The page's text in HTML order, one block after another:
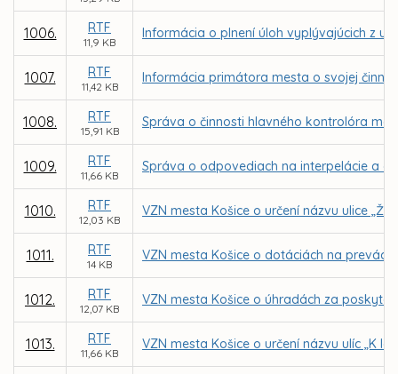
1006. RTF
11,9 KB
Informácia o plnení úloh vyplývajúcich z
1007. RTF
11,42 KB
Informácia primátora mesta o svojej
1008. RTF
15,91 KB
Správa o činnosti hlavného kontrolóra
1009. RTF
11,66 KB
Správa o odpovediach na interpelácie a
1010. RTF
12,03 KB
VZN mesta Košice o určení názvu ulice
1011. RTF
14 KB
VZN mesta Košice o dotáciách na
1012. RTF
12,07 KB
VZN mesta Košice o úhradách za
1013. RTF
11,66 KB
VZN mesta Košice o určení názvu ulíc „K